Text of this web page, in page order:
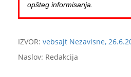
opšteg informisanja.
IZVOR: vebsajt Nezavisne,
Naslov: Redakcija